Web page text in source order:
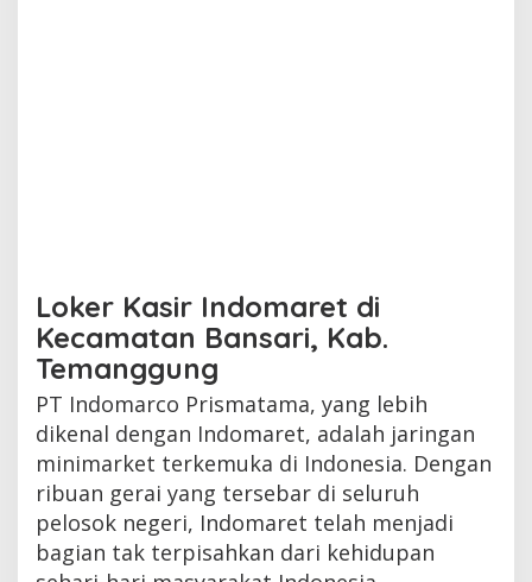
Loker Kasir Indomaret di
Kecamatan Bansari, Kab.
Temanggung
PT Indomarco Prismatama, yang lebih
dikenal dengan Indomaret, adalah jaringan
minimarket terkemuka di Indonesia. Dengan
ribuan gerai yang tersebar di seluruh
pelosok negeri, Indomaret telah menjadi
bagian tak terpisahkan dari kehidupan